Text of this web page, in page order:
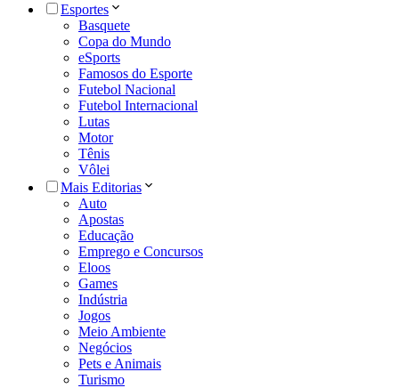
Esportes
Basquete
Copa do Mundo
eSports
Famosos do Esporte
Futebol Nacional
Futebol Internacional
Lutas
Motor
Tênis
Vôlei
Mais Editorias
Auto
Apostas
Educação
Emprego e Concursos
Eloos
Games
Indústria
Jogos
Meio Ambiente
Negócios
Pets e Animais
Turismo